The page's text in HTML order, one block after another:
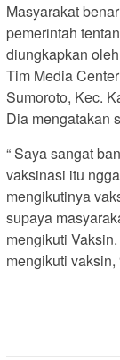
Masyarakat
pemerintah
diungkapkan
Tim Media
Sumoroto, Kec.
Dia mengatakan
“ Saya sangat
vaksinasi itu
mengikutinya
supaya
mengikuti
mengikuti